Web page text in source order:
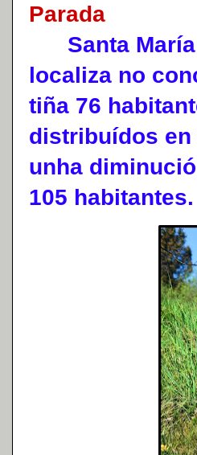
Parada
Santa María
localiza no
tiña 76
distribuídos en
unha
105 habitantes.